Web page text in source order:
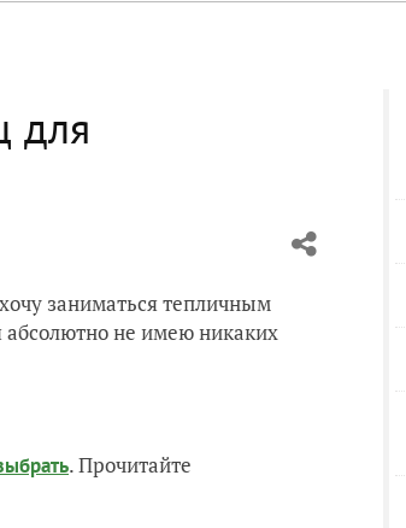
для
заниматься тепличным
не имею никаких
. Прочитайте